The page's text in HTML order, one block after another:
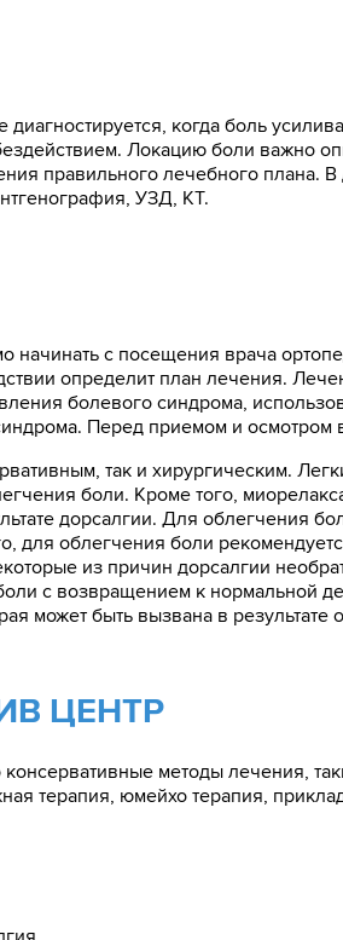
когда боль
Локацию боли важно
правильного лечебного
УЗД, КТ.
начинать с посещения врача
определит план лечения.
болевого синдрома,
Перед приемом и
так и хирургическим.
боли. Кроме того,
дорсалгии. Для облегчения
для облегчения боли
из причин дорсалгии
с возвращением к нормальной
может быть вызвана в
ЦЕНТР
методы лечения,
терапия, юмейхо терапия,